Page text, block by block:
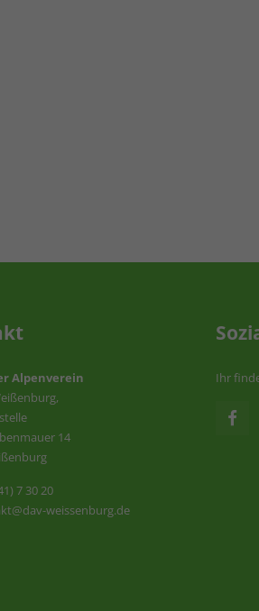
Alpenverein
14
7 30 20
weissenburg.de
Ihr